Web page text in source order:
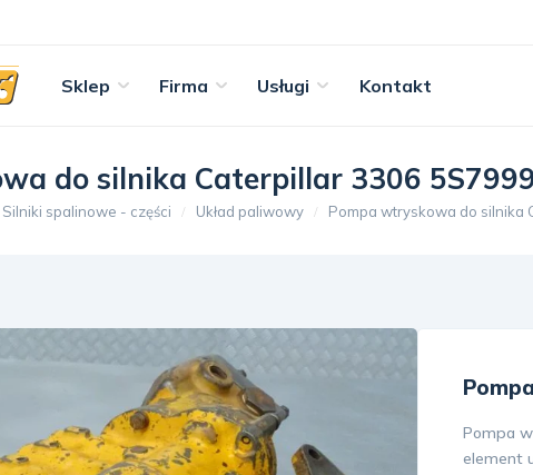
Sklep Firma Usługi Kontakt
do silnika Caterpillar 3306
Silniki spalinowe - części Układ paliwowy Pompa wtryskowa do silnika
Pompa
element